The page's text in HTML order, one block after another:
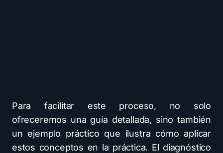
Para facilitar este proceso, no solo
ofreceremos una guía detallada, sino también
un ejemplo práctico que ilustra cómo aplicar
estos conceptos en la práctica. El diagnóstico